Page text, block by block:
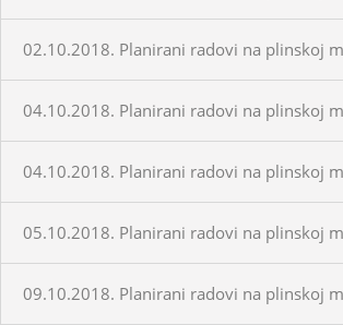
02.10.2018. Planirani radovi na plinskoj
04.10.2018. Planirani radovi na plinskoj
04.10.2018. Planirani radovi na plinskoj
05.10.2018. Planirani radovi na plinskoj
09.10.2018. Planirani radovi na plinskoj